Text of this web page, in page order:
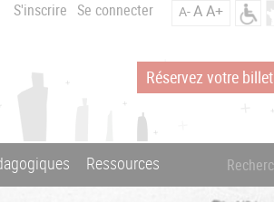
S'inscrire Se connecter A-AA+
Réservez votre billet
Ressources